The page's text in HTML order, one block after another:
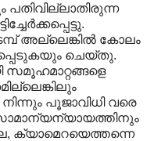
അല്ലെങ്കിൽ കോലം
ചെയ്തു.
പൂജാവിധി വരെ
ക്യാമെറയെത്തന്നെ